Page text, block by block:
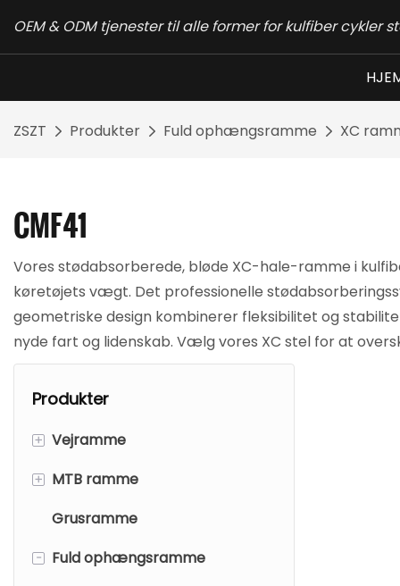
OEM & ODM tjenester til alle former for kulfiber cykler
ZSZT Produkter Fuld ophængsramme XC
CMF41
Vores stødabsorberede, bløde XC-hale-ramme i
køretøjets vægt. Det professionelle
geometriske design kombinerer fleksibilitet og
nyde fart og lidenskab. Vælg vores XC stel for at
Produkter
+ Vejramme
Fælg-bremse
Skive-bremse
+ MTB ramme
Fælg-bremse
Skive-bremse
Grusramme
-
Fuld ophængsramme